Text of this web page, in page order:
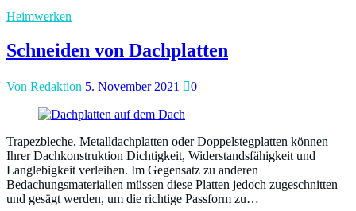
Heimwerken
Schneiden von Dachplatten
Von Redaktion 5. November 2021 0
Trapezbleche, Metalldachplatten oder Doppelstegplatten können
Ihrer Dachkonstruktion Dichtigkeit, Widerstandsfähigkeit und
Langlebigkeit verleihen. Im Gegensatz zu anderen
Bedachungsmaterialien müssen diese Platten jedoch zugeschnitten
und gesägt werden, um die richtige Passform zu…